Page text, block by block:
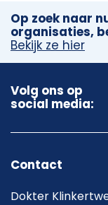
Op zoek naar
organisaties,
Bekijk ze hier
Volg ons op
social media:
Contact
Dokter